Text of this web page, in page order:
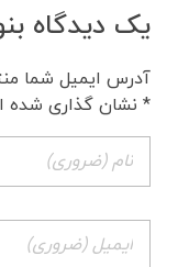
یک دیدگاه
آدرس ایمیل شما
* نشان گذاری شده